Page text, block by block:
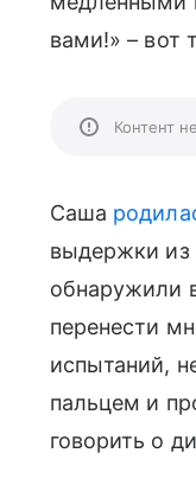
вами!» – вот
Контент
Саша
выдержки из
обнаружили
перенести
испытаний,
пальцем и
говорить о